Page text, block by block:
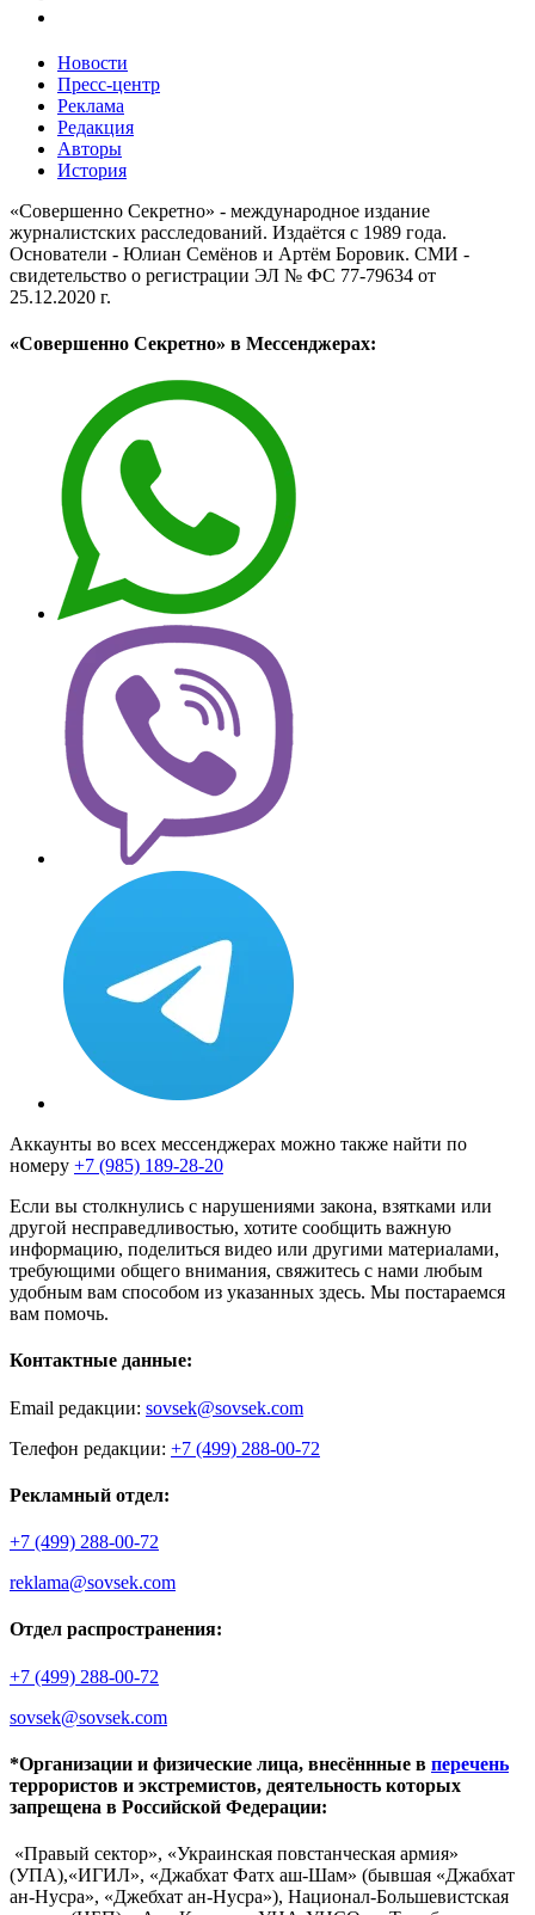
Новости
Пресс-центр
Реклама
Редакция
Авторы
История
«Совершенно Секретно» - международное издание
журналистских расследований. Издаётся с 1989 года.
Основатели - Юлиан Семёнов и Артём Боровик. CМИ -
свидетельство о регистрации ЭЛ № ФС 77-79634 от
25.12.2020 г.
«Совершенно Секретно» в Мессенджерах:
Аккаунты во всех мессенджерах можно также найти по
номеру +7 (985) 189-28-20
Если вы столкнулись с нарушениями закона, взятками или
другой несправедливостью, хотите сообщить важную
информацию, поделиться видео или другими материалами,
требующими общего внимания, свяжитесь с нами любым
удобным вам способом из указанных здесь. Мы постараемся
вам помочь.
Контактные данные:
Email редакции: sovsek@sovsek.com
Телефон редакции: +7 (499) 288-00-72
Рекламный отдел:
+7 (499) 288-00-72
reklama@sovsek.com
Отдел распространения:
+7 (499) 288-00-72
sovsek@sovsek.com
*Организации и физические лица, внесённные в перечень
террористов и экстремистов, деятельность которых
запрещена в Российской Федерации:
«Правый сектор», «Украинская повстанческая армия»
(УПА),«ИГИЛ», «Джабхат Фатх аш-Шам» (бывшая «Джабхат
ан-Нусра», «Джебхат ан-Нусра»), Национал-Большевистская